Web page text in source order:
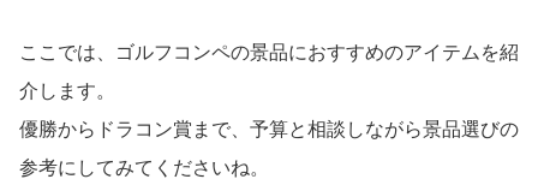
ここでは、ゴルフコンペの景品におすすめのアイテムを紹
介します。
優勝からドラコン賞まで、予算と相談しながら景品選びの
参考にしてみてくださいね。